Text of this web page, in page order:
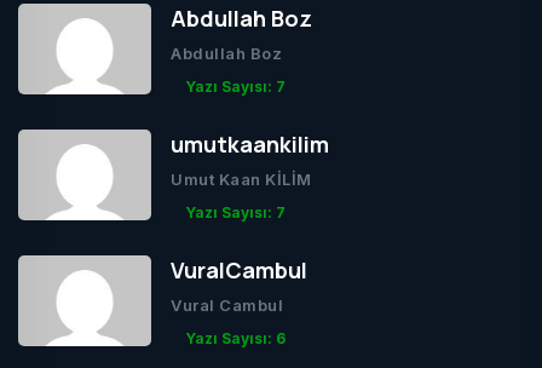
Abdullah Boz
Abdullah Boz
Yazı Sayısı: 7
umutkaankilim
Umut Kaan KİLİM
Yazı Sayısı: 7
VuralCambul
Vural Cambul
Yazı Sayısı: 6